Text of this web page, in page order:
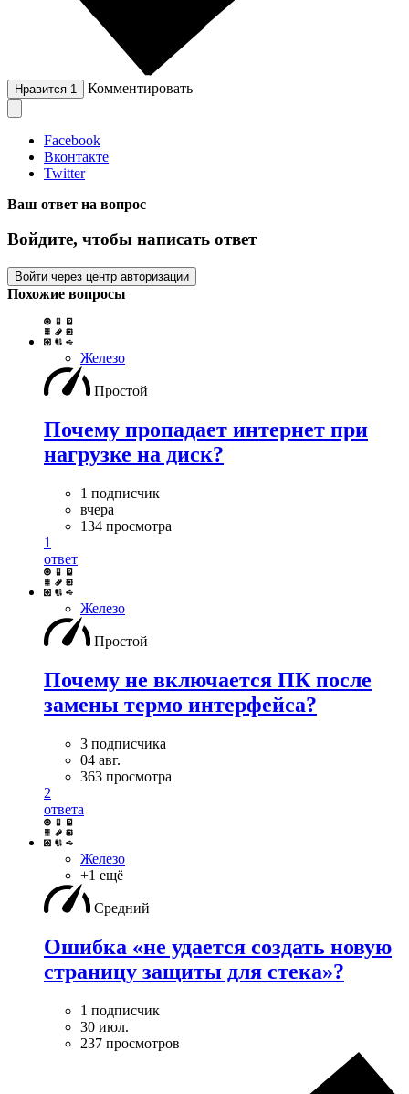
Нравится 1 Комментировать
Facebook
Вконтакте
Twitter
Ваш ответ на вопрос
Войдите, чтобы написать ответ
Войти через центр авторизации
Похожие вопросы
Железо
Простой
Почему пропадает интернет при
нагрузке на диск?
1 подписчик
вчера
134 просмотра
1
ответ
Железо
Простой
Почему не включается ПК после
замены термо интерфейса?
3 подписчика
04 авг.
363 просмотра
2
ответа
Железо
+1 ещё
Средний
Ошибка «не удается создать новую
страницу защиты для стека»?
1 подписчик
30 июл.
237 просмотров